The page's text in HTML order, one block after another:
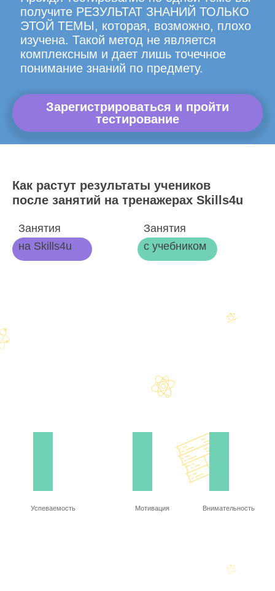
получите РЕЗУЛЬТАТ ЗНАНИЙ ТОЛЬКО
ЭТОЙ ТЕМЫ, которая, возможно, плохо
изучена. Такой метод не является
комплексным и дает лишь точечное
понимание знаний по предмету.
Зарегистрироваться и пройти
тестирование
Как растут результаты учеников
после занятий на тренажерах Skills4u
Занятия
на Skills4u
Занятия
с учебником
Успеваемость Мотивация Внимательность